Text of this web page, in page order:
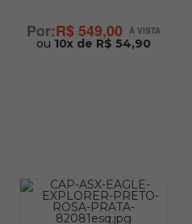
R$ 549,00
ou 10x de R$ 54,90